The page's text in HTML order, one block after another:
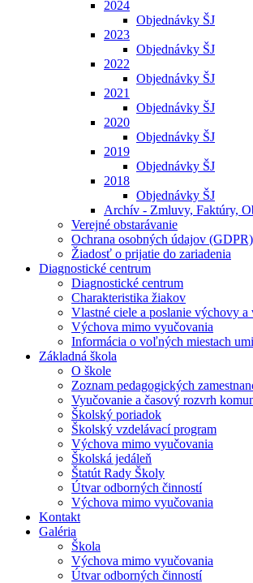
2024
Objednávky ŠJ
2023
Objednávky ŠJ
2022
Objednávky ŠJ
2021
Objednávky ŠJ
2020
Objednávky ŠJ
2019
Objednávky ŠJ
2018
Objednávky ŠJ
Archív - Zmluvy, Faktúry,
Verejné obstarávanie
Ochrana osobných údajov (GDPR)
Žiadosť o prijatie do zariadenia
Diagnostické centrum
Diagnostické centrum
Charakteristika žiakov
Vlastné ciele a poslanie výchovy a
Výchova mimo vyučovania
Informácia o voľných miestach
Základná škola
O škole
Zoznam pedagogických
Vyučovanie a časový rozvrh
Školský poriadok
Školský vzdelávací program
Výchova mimo vyučovania
Školská jedáleň
Štatút Rady Školy
Útvar odborných činností
Výchova mimo vyučovania
Kontakt
Galéria
Škola
Výchova mimo vyučovania
Útvar odborných činností